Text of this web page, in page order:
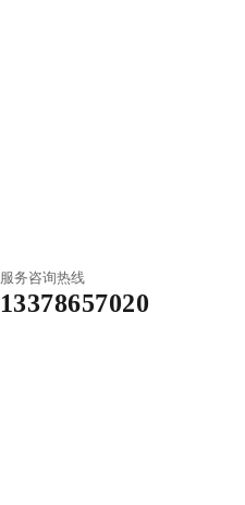
服务咨询热线
13378657020